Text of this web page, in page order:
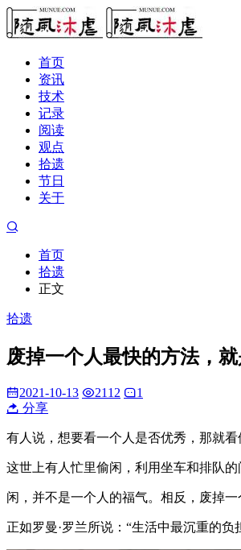
首页
资讯
技术
记录
阅读
观点
拾遗
节日
关于
首页
拾遗
正文
拾遗
废掉一个人最快的方法，
2021-10-13 2112
1
分享
有人说，想要看一个人是否优秀，那就看
这世上有人忙里偷闲，利用坐车和排队
闲，并不是一个人的福气。相反，废掉
正如罗曼·罗兰所说：“生活中最沉重的